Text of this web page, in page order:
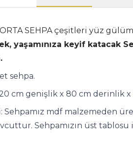
ORTA SEHPA çeşitleri yüz
yaşamınıza keyif katacak
sehpa.
cm genişlik x 80 cm derinlik
Sehpamız mdf malzemeden
Sehpamızın üst